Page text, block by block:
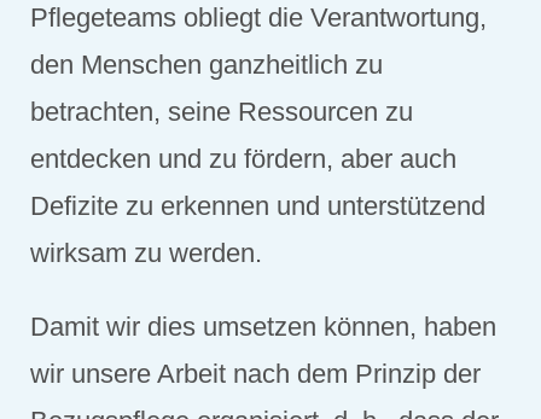
Pflegeteams obliegt die Verantwortung,
den Menschen ganzheitlich zu
betrachten, seine Ressourcen zu
entdecken und zu fördern, aber auch
Defizite zu erkennen und unterstützend
wirksam zu werden.
Damit wir dies umsetzen können, haben
wir unsere Arbeit nach dem Prinzip der